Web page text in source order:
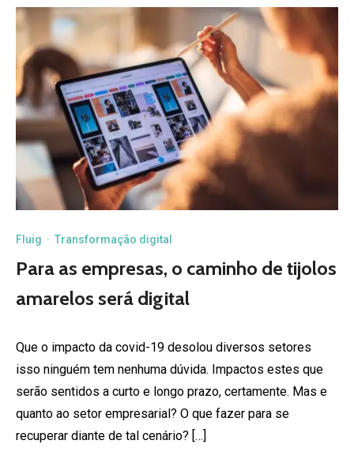
Fluig · Transformação digital
Para as empresas, o caminho de tijolos
amarelos será digital
Que o impacto da covid-19 desolou diversos setores
isso ninguém tem nenhuma dúvida. Impactos estes que
serão sentidos a curto e longo prazo, certamente. Mas e
quanto ao setor empresarial? O que fazer para se
recuperar diante de tal cenário? […]